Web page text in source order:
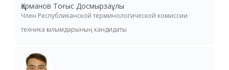
Қарманов Тоғыс Досмырзаұлы
Член Республиканской терминологической комиссии
техника ғылымдарының кандидаты